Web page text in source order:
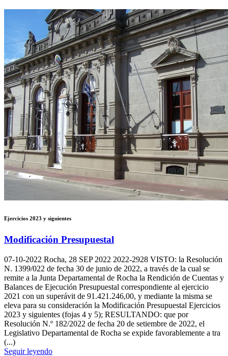
Ejercicios 2023 y siguientes
Modificación Presupuestal
07-10-2022 Rocha, 28 SEP 2022 2022-2928 VISTO: la Resolución
N. 1399/022 de fecha 30 de junio de 2022, a través de la cual se
remite a la Junta Departamental de Rocha la Rendición de Cuentas y
Balances de Ejecución Presupuestal correspondiente al ejercicio
2021 con un superávit de 91.421.246,00, y mediante la misma se
eleva para su consideración la Modificación Presupuestal Ejercicios
2023 y siguientes (fojas 4 y 5); RESULTANDO: que por
Resolución N.º 182/2022 de fecha 20 de setiembre de 2022, el
Legislativo Departamental de Rocha se expide favorablemente a tra
(...)
Seguir leyendo